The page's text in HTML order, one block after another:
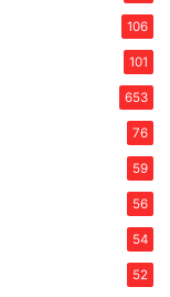
106
101
653
76
59
56
54
52